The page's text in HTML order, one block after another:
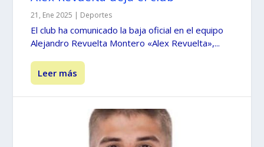
21, Ene 2025 | Deportes
El club ha comunicado la baja oficial en el equipo
Alejandro Revuelta Montero «Alex Revuelta»,...
Leer más